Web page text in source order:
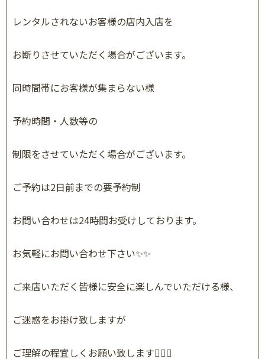
レンタルされないお客様の店内入店を
お断りさせていただく場合がございます。
同時間帯にお客様が集まらない様
予約時間・人数等の
制限をさせていただく場合がございます。
ご予約は2日前までの要予約制
お問い合わせは24時間お受けしております。
お気軽にお問い合わせ下さい✨✨
ご来店いただく皆様に安全に楽しんでいただける様、
ご迷惑をお掛け致しますが
ご理解の程宜しくお願い致します🙇🏻‍♀️